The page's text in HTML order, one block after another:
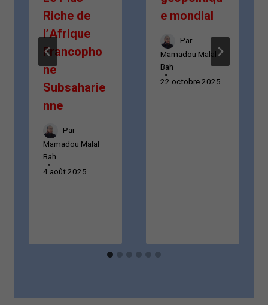
Riche de
l’Afrique
Francopho
ne
Subsaharie
nne
Par
Mamadou Malal
Bah
4 août 2025
e mondial
Par
Mamadou Malal
Bah
22 octobre 2025